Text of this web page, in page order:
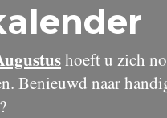
hoeft u zich
Benieuwd naar